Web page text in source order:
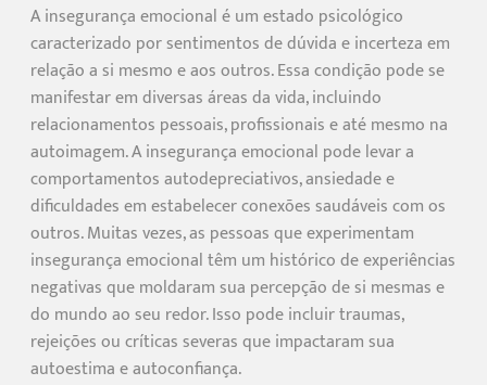
A insegurança emocional é um estado psicológico
caracterizado por sentimentos de dúvida e incerteza em
relação a si mesmo e aos outros. Essa condição pode se
manifestar em diversas áreas da vida, incluindo
relacionamentos pessoais, profissionais e até mesmo na
autoimagem. A insegurança emocional pode levar a
comportamentos autodepreciativos, ansiedade e
dificuldades em estabelecer conexões saudáveis com os
outros. Muitas vezes, as pessoas que experimentam
insegurança emocional têm um histórico de experiências
negativas que moldaram sua percepção de si mesmas e
do mundo ao seu redor. Isso pode incluir traumas,
rejeições ou críticas severas que impactaram sua
autoestima e autoconfiança.